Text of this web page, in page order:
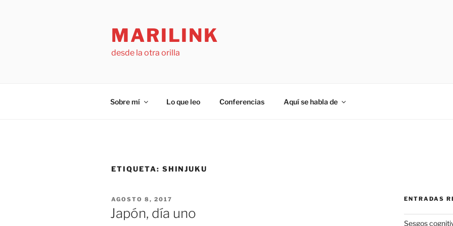
MARILINK
desde la otra orilla
Sobre mí Lo que leo Conferencias Aquí se habla de
ETIQUETA: SHINJUKU
PUBLICADO
EL
AGOSTO 8, 2017
Japón, día uno
ENTRADAS
Sesgos